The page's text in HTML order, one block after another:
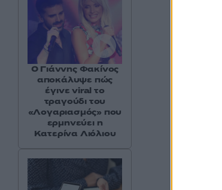
Ο Γιάννης Φακίνος
αποκάλυψε πώς
έγινε viral το
τραγούδι του
«Λογαριασμός» που
ερμηνεύει η
Κατερίνα Λιόλιου